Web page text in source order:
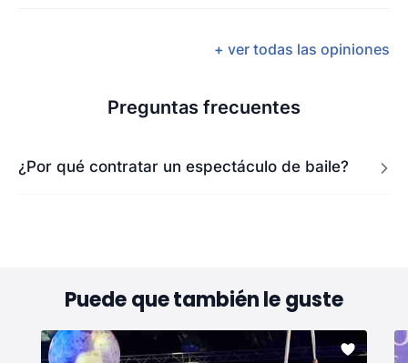
+ ver todas las opiniones
Preguntas frecuentes
¿Por qué contratar un espectáculo de baile?
Puede que también le guste